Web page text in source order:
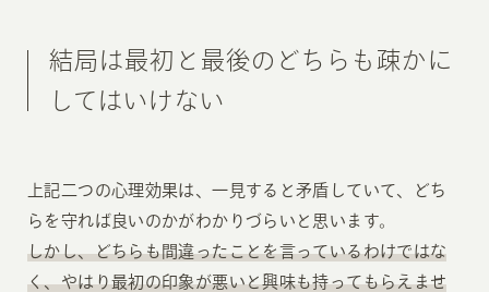
結局は最初と最後のどちらも疎かに
してはいけない
上記二つの心理効果は、一見すると矛盾していて、どち
らを守れば良いのかがわかりづらいと思います。
しかし、どちらも間違ったことを言っているわけではな
く、やはり最初の印象が悪いと興味も持ってもらえませ